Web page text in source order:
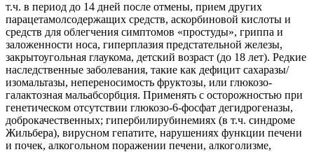
т.ч. в период до 14 дней после отмены, прием других
парацетамолсодержащих средств, аскорбиновой кислоты и
средств для облегчения симптомов «простуды», гриппа и
заложенности носа, гиперплазия предстательной железы,
закрытоугольная глаукома, детский возраст (до 18 лет). Редкие
наследственные заболевания, такие как дефицит сахаразы/
изомальтазы, непереносимость фруктозы, или глюкозо-
галактозная мальабсорбция. Применять с осторожностью при
генетическом отсутствии глюкозо-6-фосфат дегидрогеназы,
доброкачественных; гипербилирубинемиях (в т.ч. синдроме
Жильбера), вирусном гепатите, нарушениях функции печени
и почек, алкогольном поражении печени, алкоголизме,